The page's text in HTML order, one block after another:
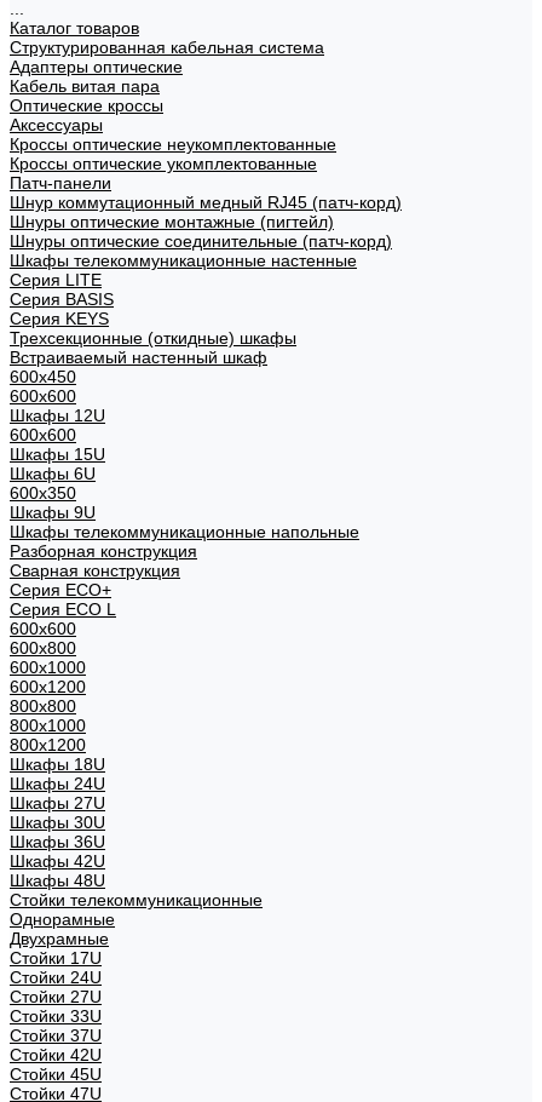
Каталог товаров
Структурированная кабельная система
Адаптеры оптические
Кабель витая пара
Оптические кроссы
Аксессуары
Кроссы оптические неукомплектованные
Кроссы оптические укомплектованные
Патч-панели
Шнур коммутационный медный RJ45 (патч-корд)
Шнуры оптические монтажные (пигтейл)
Шнуры оптические соединительные (патч-корд)
Шкафы телекоммуникационные настенные
Cерия LITE
Cерия BASIS
Cерия KEYS
Трехсекционные (откидные) шкафы
Встраиваемый настенный шкаф
600x450
600x600
Шкафы 12U
600x600
Шкафы 15U
Шкафы 6U
600x350
Шкафы 9U
Шкафы телекоммуникационные напольные
Разборная конструкция
Сварная конструкция
Серия ECO+
Серия ECO L
600x600
600x800
600х1000
600х1200
800x800
800х1000
800х1200
Шкафы 18U
Шкафы 24U
Шкафы 27U
Шкафы 30U
Шкафы 36U
Шкафы 42U
Шкафы 48U
Стойки телекоммуникационные
Однорамные
Двухрамные
Стойки 17U
Стойки 24U
Стойки 27U
Стойки 33U
Стойки 37U
Стойки 42U
Стойки 45U
Стойки 47U